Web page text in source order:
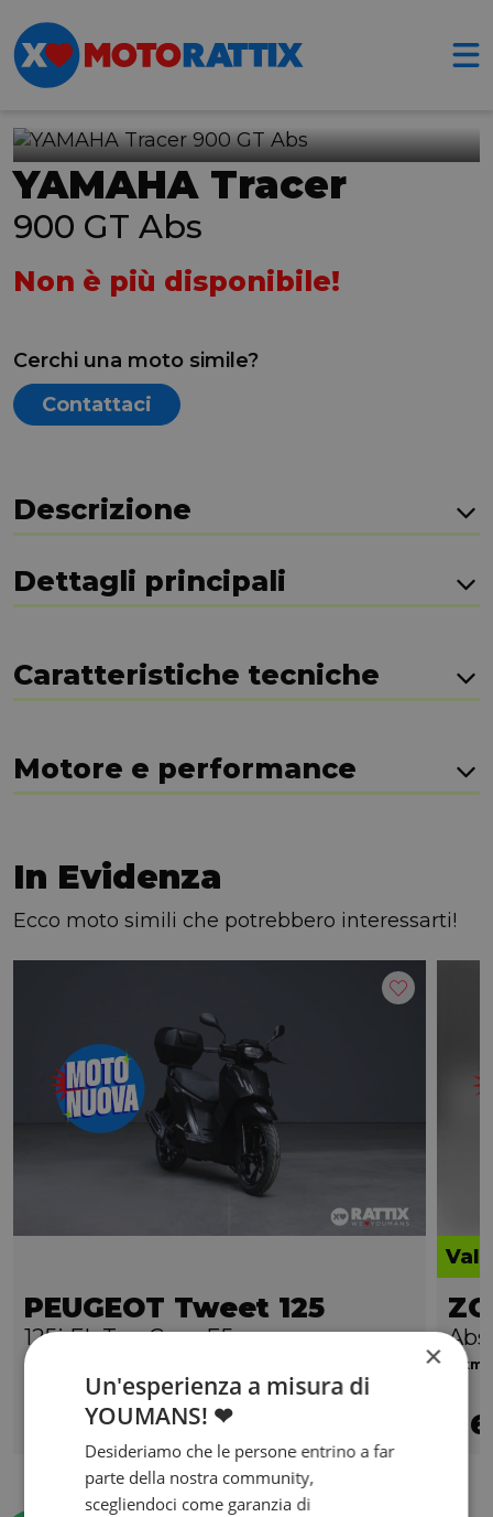
YAMAHA Tracer
900 GT Abs
Non è più disponibile!
Cerchi una moto simile?
Contattaci
Descrizione
Dettagli principali
Caratteristiche tecniche
Motore e performance
In Evidenza
Ecco moto simili che potrebbero interessarti!
PEUGEOT Tweet 125
125i FL Top Case E5+
0 km | 124 cc | 11.4 Hp | 8.4 Kw
2.549
0 km
×
Un'esperienza a misura di
YOUMANS! ❤
Desideriamo che le persone entrino a far
parte della nostra community,
scegliendoci come garanzia di